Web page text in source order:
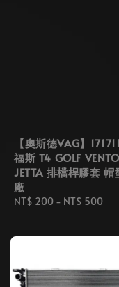
【奧斯德VAG】
福斯 T4 GOLF VENTO
JETTA 排檔桿膠套 帽
廠
Regular
NT$ 200 - NT$ 500